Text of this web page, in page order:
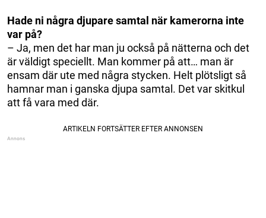
Hade ni några djupare samtal när kamerorna inte
var på?
– Ja, men det har man ju också på nätterna och det
är väldigt speciellt. Man kommer på att… man är
ensam där ute med några stycken. Helt plötsligt så
hamnar man i ganska djupa samtal. Det var skitkul
att få vara med där.